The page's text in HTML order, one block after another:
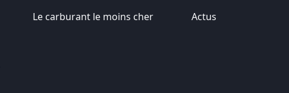
Le carburant le moins cher Actus